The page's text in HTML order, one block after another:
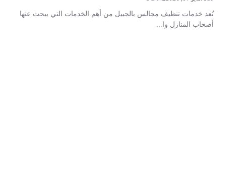
تُعد خدمات تنظيف مجالس بالجبيل من أهم الخدمات التي يبحث عنها
أصحاب المنازل وا...